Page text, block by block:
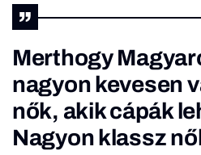
Merthogy
nagyon kevesen
nők, akik cápák
Nagyon klassz